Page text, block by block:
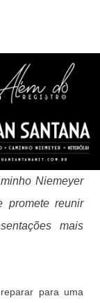
Niemeyer
promete reunir
mais
para uma